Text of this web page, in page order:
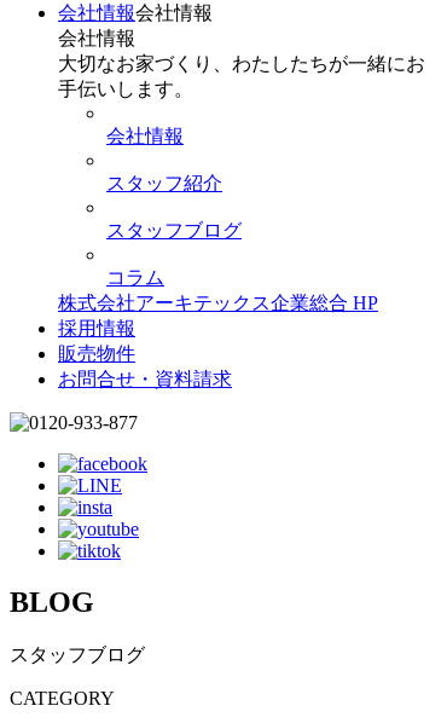
会社情報会社情報
会社情報
大切なお家づくり、わたしたちが一緒にお
手伝いします。
会社情報
スタッフ紹介
スタッフブログ
コラム
株式会社アーキテックス企業総合 HP
採用情報
販売物件
お問合せ・資料請求
BLOG
スタッフブログ
CATEGORY